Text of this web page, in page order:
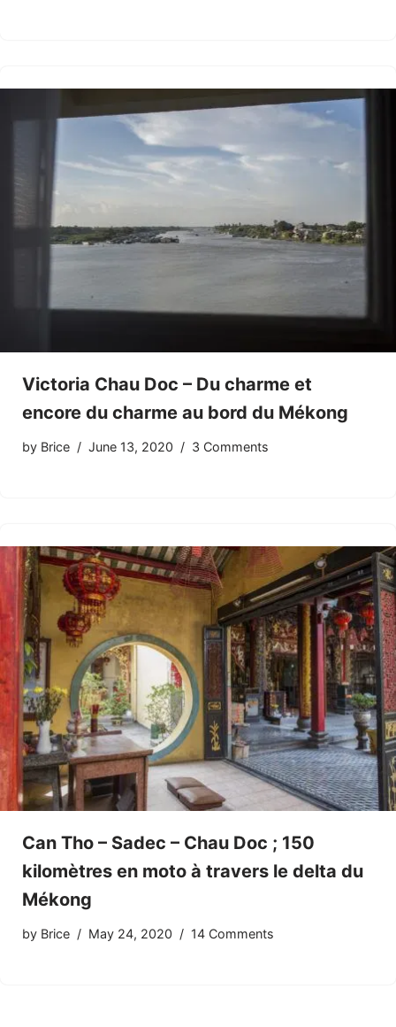
Victoria Chau Doc – Du charme et
encore du charme au bord du Mékong
by Brice June 13, 2020 3 Comments
Can Tho – Sadec – Chau Doc ; 150
kilomètres en moto à travers le delta du
Mékong
by Brice May 24, 2020 14 Comments